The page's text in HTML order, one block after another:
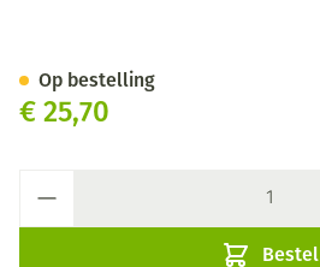
€ 25,70
Bestel
Op bestelling